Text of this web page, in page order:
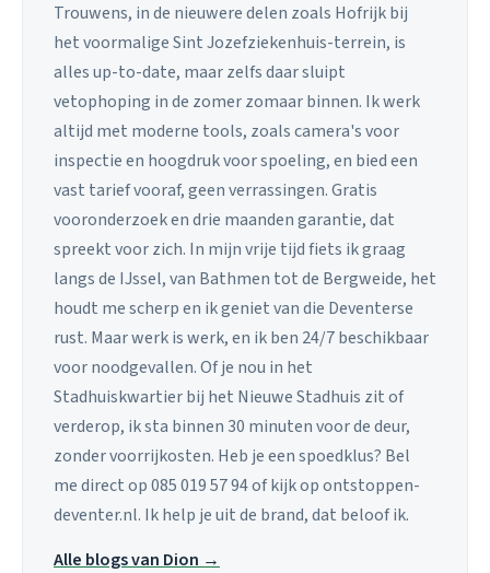
Trouwens, in de nieuwere delen zoals Hofrijk bij
het voormalige Sint Jozefziekenhuis-terrein, is
alles up-to-date, maar zelfs daar sluipt
vetophoping in de zomer zomaar binnen. Ik werk
altijd met moderne tools, zoals camera's voor
inspectie en hoogdruk voor spoeling, en bied een
vast tarief vooraf, geen verrassingen. Gratis
vooronderzoek en drie maanden garantie, dat
spreekt voor zich. In mijn vrije tijd fiets ik graag
langs de IJssel, van Bathmen tot de Bergweide, het
houdt me scherp en ik geniet van die Deventerse
rust. Maar werk is werk, en ik ben 24/7 beschikbaar
voor noodgevallen. Of je nou in het
Stadhuiskwartier bij het Nieuwe Stadhuis zit of
verderop, ik sta binnen 30 minuten voor de deur,
zonder voorrijkosten. Heb je een spoedklus? Bel
me direct op 085 019 57 94 of kijk op ontstoppen-
deventer.nl. Ik help je uit de brand, dat beloof ik.
Alle blogs van Dion →